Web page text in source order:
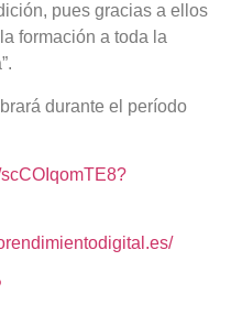
pues gracias a ellos
formación a toda la
durante el período